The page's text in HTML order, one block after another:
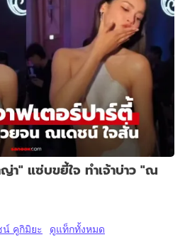
า" แซ่บขยี้ใจ ทำเจ้าบ่าว "ณ
คูกิมิยะ ดูแท็กทั้งหมด